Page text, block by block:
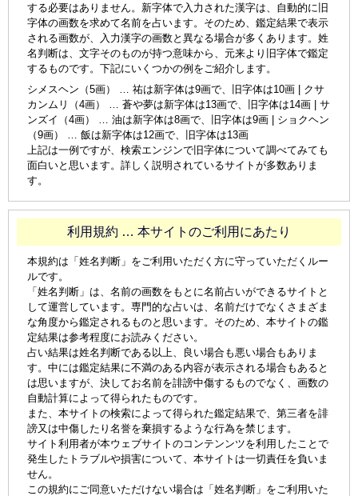
する必要はありません。新字体で入力された漢字は、自動的に旧
字体の画数を求めて名前を占います。そのため、鑑定結果で表示
される画数が、入力漢字の画数と異なる場合が多くあります。姓
名判断は、文字そのものが持つ意味から、元来より旧字体で鑑定
するものです。下記にいくつかの例をご紹介します。
シメスヘン（5画） … 祐は新字体は9画で、旧字体は10画 | クサ
カンムリ（4画） … 蒼や夢は新字体は13画で、旧字体は14画 | サ
ンズイ（4画） … 油は新字体は8画で、旧字体は9画 | ショクヘン
（9画） … 飯は新字体は12画で、旧字体は13画
上記は一例ですが、検索エンジンで旧字体について調べてみても
面白いと思います。詳しく説明されているサイトが多数ありま
す。
利用規約 … 本サイトのご利用にあたり
本規約は「姓名判断」をご利用いただく方に守っていただくルー
ルです。
「姓名判断」は、名前の画数をもとに名前占いができるサイトと
して運営しています。専門的な占いは、名前だけでなくさまざま
な角度から鑑定されるものと思います。そのため、本サイトの鑑
定結果は参考程度にお読みください。
占い結果は姓名判断である以上、良い場合も悪い場合もありま
す。中には鑑定結果に不満のある内容が表示される場合もあると
は思いますが、決してお名前を誹謗中傷するものでなく、画数の
自動計算によって得られたものです。
また、本サイトの検索によって得られた鑑定結果で、第三者を誹
謗又は中傷したり名誉を棄損するような行為を禁じます。
サイト利用者が本ウェブサイトのコンテンンツを利用したことで
発生したトラブルや損害について、本サイトは一切責任を負いま
せん。
この規約にご同意いただけない場合は「姓名判断」をご利用いた